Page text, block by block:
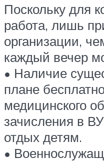
Поскольку для
работа, лишь
организации,
каждый вечер
• Наличие
плане
медицинского
зачисления в
отдых детям.
•